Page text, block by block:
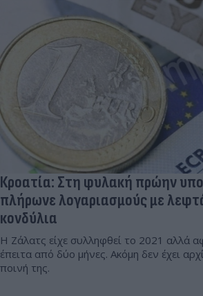
Κροατία: Στη φυλακή πρώην
πλήρωνε λογαριασμούς με
κονδύλια
Η Ζάλατς είχε συλληφθεί το 2021 αλλά
έπειτα από δύο μήνες. Ακόμη δεν έχει
ποινή της.